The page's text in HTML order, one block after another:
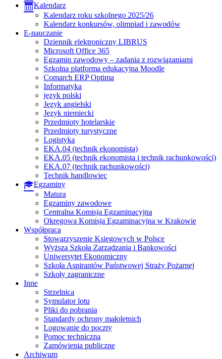
Kalendarz
Kalendarz roku szkolnego 2025/26
Kalendarz konkursów, olimpiad i zawodów
E-nauczanie
Dziennik elektroniczny LIBRUS
Microsoft Office 365
Egzamin zawodowy – zadania z rozwiązaniami
Szkolna platforma edukacyjna Moodle
Comarch ERP Optima
Informatyka
język polski
Język angielski
Język niemiecki
Przedmioty hotelarskie
Przedmioty turystyczne
Logistyka
EKA.04 (technik ekonomista)
EKA.05 (technik ekonomista i technik rachunkowości)
EKA.07 (technik rachunkowości)
Technik handlowiec
Egzaminy
Matura
Egzaminy zawodowe
Centralna Komisja Egzaminacyjna
Okręgowa Komisja Egzaminacyjna w Krakowie
Współpraca
Stowarzyszenie Księgowych w Polsce
Wyższa Szkoła Zarządzania i Bankowości
Uniwersytet Ekonomiczny
Szkoła Aspirantów Państwowej Straży Pożarnej
Szkoły zagraniczne
Inne
Strzelnica
Symulator lotu
Pliki do pobrania
Standardy ochrony małoletnich
Logowanie do poczty
Pomoc techniczna
Zamówienia publiczne
Archiwum